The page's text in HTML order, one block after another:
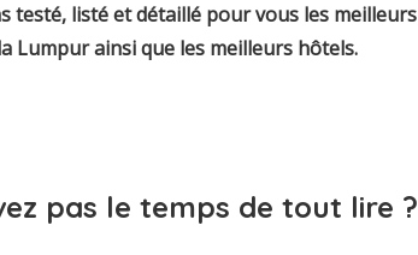
testé, listé et détaillé pour vous les meilleurs
Lumpurainsi que les meilleurs hôtels.
pas le temps de tout lire ?